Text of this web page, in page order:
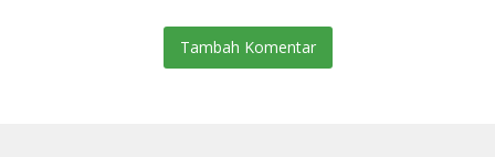
Tambah Komentar